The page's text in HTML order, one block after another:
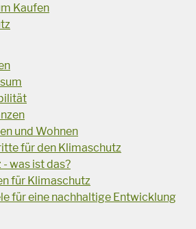
Kaufen
und Wohnen
für den Klimaschutz
was ist das?
für Klimaschutz
für eine nachhaltige Entwicklung